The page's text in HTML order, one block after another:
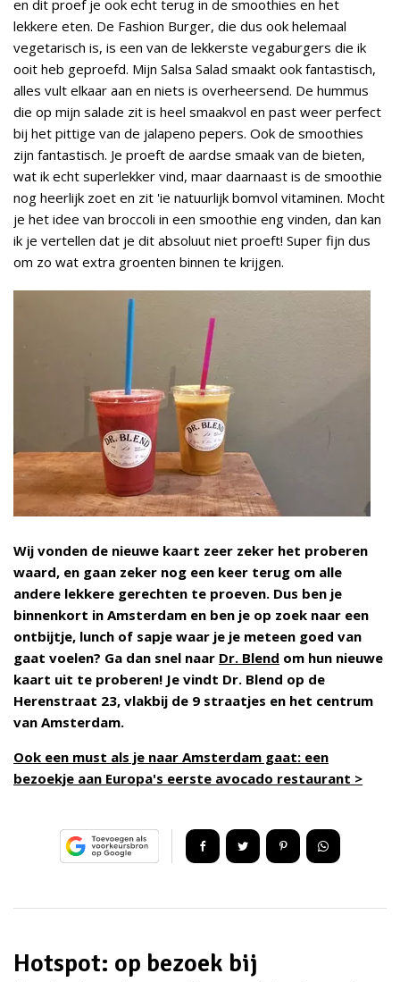
en dit proef je ook echt terug in de smoothies en het
lekkere eten. De Fashion Burger, die dus ook helemaal
vegetarisch is, is een van de lekkerste vegaburgers die ik
ooit heb geproefd. Mijn Salsa Salad smaakt ook fantastisch,
alles vult elkaar aan en niets is overheersend. De hummus
die op mijn salade zit is heel smaakvol en past weer perfect
bij het pittige van de jalapeno pepers. Ook de smoothies
zijn fantastisch. Je proeft de aardse smaak van de bieten,
wat ik echt superlekker vind, maar daarnaast is de smoothie
nog heerlijk zoet en zit 'ie natuurlijk bomvol vitaminen. Mocht
je het idee van broccoli in een smoothie eng vinden, dan kan
ik je vertellen dat je dit absoluut niet proeft! Super fijn dus
om zo wat extra groenten binnen te krijgen.
Wij vonden de nieuwe kaart zeer zeker het proberen
waard, en gaan zeker nog een keer terug om alle
andere lekkere gerechten te proeven. Dus ben je
binnenkort in Amsterdam en ben je op zoek naar een
ontbijtje, lunch of sapje waar je je meteen goed van
gaat voelen? Ga dan snel naar Dr. Blend om hun nieuwe
kaart uit te proberen! Je vindt Dr. Blend op de
Herenstraat 23, vlakbij de 9 straatjes en het centrum
van Amsterdam.
Ook een must als je naar Amsterdam gaat: een
bezoekje aan Europa's eerste avocado restaurant >
Hotspot: op bezoek bij